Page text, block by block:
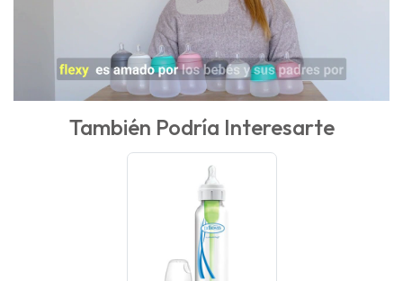
También Podría Interesarte